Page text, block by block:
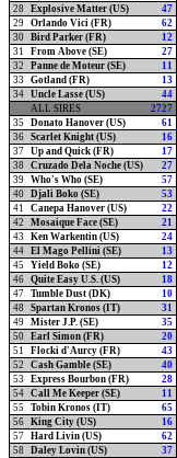
28
Explosive Matter (US) 47
29 Orlando Vici (FR) 62
30 Bird Parker (FR) 12
31
From Above (SE) 27
32
Panne de Moteur (SE) 11
33
Gotland (FR) 13
34 Uncle Lasse (US) 44
ALL SIRES
2727
35
Donato Hanover (US) 61
36 Scarlet Knight (US) 16
37 Up and Quick (FR) 17
38
Cruzado Dela Noche (US) 27
39 Who's Who (SE) 57
40 Djali Boko (SE) 53
41
Canepa Hanover (US) 22
42
Mosaique Face (SE) 21
43
Ken Warkentin (US) 24
44 El Mago Pellini (SE) 13
45
Yield Boko (SE) 12
46 Quite Easy U.S. (US) 18
47 Tumble Dust (DK) 10
48
Spartan Kronos (IT) 31
49 Mister J.P. (SE) 35
50 Earl Simon (FR) 20
51
Flocki d'Aurcy (FR) 43
52
Cash Gamble (SE) 40
53
Express Bourbon (FR) 28
54 Call Me Keeper (SE) 11
55
Tobin Kronos (IT) 65
56 King City (US) 16
57 Hard Livin (US) 62
58
Daley Lovin (US) 37